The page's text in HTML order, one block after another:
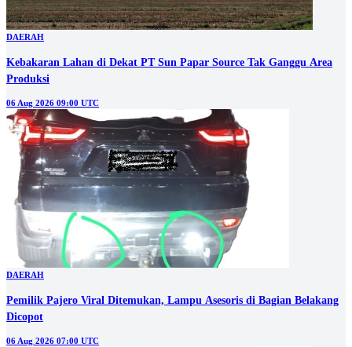
DAERAH
Kebakaran Lahan di Dekat PT Sun Papar Source Tak Ganggu Area
Produksi
06 Aug 2026 09:00 UTC
DAERAH
Pemilik Pajero Viral Ditemukan, Lampu Asesoris di Bagian Belakang
Dicopot
06 Aug 2026 07:00 UTC